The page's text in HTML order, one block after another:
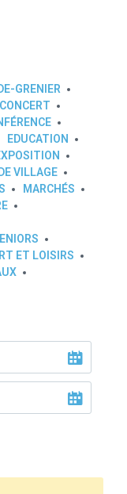
GRENIER
CONCERT
EDUCATION
VILLAGE
MARCHÉS
ET LOISIRS